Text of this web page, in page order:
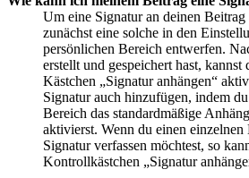
Um eine Signatur an deinen Beitrag
zunächst eine solche in den
persönlichen Bereich entwerfen.
erstellt und gespeichert hast,
Kästchen „Signatur anhängen“
Signatur auch hinzufügen, indem
Bereich das standardmäßige
aktivierst. Wenn du einen
Signatur verfassen möchtest, so
Kontrollkästchen „Signatur